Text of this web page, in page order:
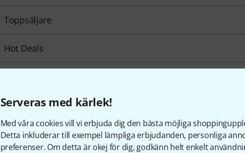
Serveras med kärlek!
Med våra cookies vill vi erbjuda dig den bästa möjliga
Detta inkluderar till exempel lämpliga erbjudanden, personliga
preferenser. Om detta är okej för dig, godkänn helt enkelt
Toppsäljare
Hot Deals